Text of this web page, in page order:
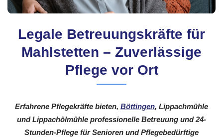
Legale Betreuungskräfte für
Mahlstetten – Zuverlässige
Pflege vor Ort
Erfahrene Pflegekräfte bieten, Böttingen, Lippachmühle
und Lippachölmühle professionelle Betreuung und 24-
Stunden-Pflege für Senioren und Pflegebedürftige